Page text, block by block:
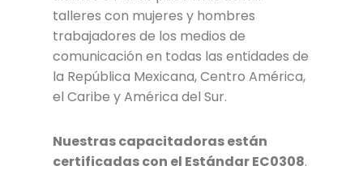
talleres con mujeres y hombres
trabajadores de los medios de
comunicación en todas las entidades de
la República Mexicana, Centro América,
el Caribe y América del Sur.
Nuestras capacitadoras están
certificadas con el Estándar EC0308.